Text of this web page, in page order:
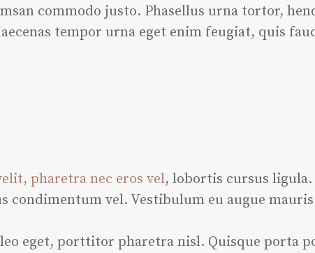
commodo justo. Phasellus urna tortor,
tempor urna eget enim feugiat, quis
pharetra nec eros vel, lobortis cursus
condimentum vel. Vestibulum eu augue
eget, porttitor pharetra nisl. Quisque porta